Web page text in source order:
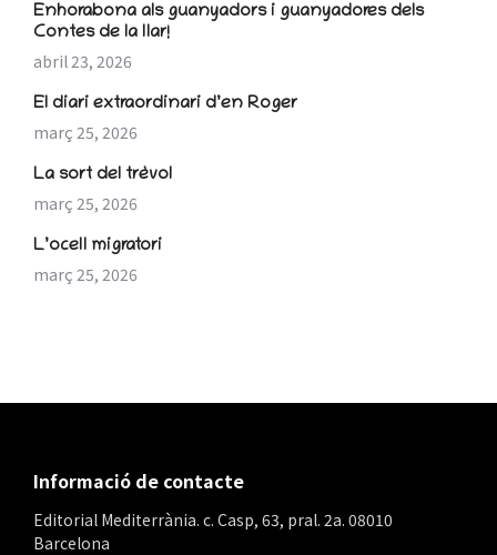
Enhorabona als guanyadors i guanyadores dels
Contes de la llar!
abril 23, 2026
El diari extraordinari d’en Roger
març 25, 2026
La sort del trèvol
març 25, 2026
L’ocell migratori
març 25, 2026
Informació de contacte
Editorial Mediterrània. c. Casp, 63, pral. 2a. 08010
Barcelona